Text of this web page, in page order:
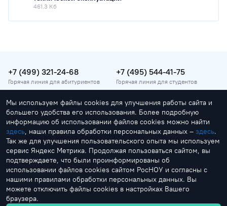
461.3 Кб
+7 (499) 321-24-68
Горячая линия для абитуриентов
+7 (495) 544-41-75
Горячая линия для студентов
vopros@rosnou.ru
Горячая линия для абитуриентов
Москва, улица Радио, 22
Главный корпус
by Creonit
Мы используем файлы cookies для улучшения работы сайта и
большего удобства его использования. Более подробную
информацию об использовании файлов cookies можно найти
здесь, наши правила обработки персональных данных – здесь.
Так же для улучшения пользовательского опыта мы используем
сервис Яндекс Метрика. Продолжая пользоваться сайтом, вы
подтверждаете, что были проинформированы об
использовании файлов cookies сайтом РосНОУ и согласны с
нашими правилами обработки персональных данных. Вы
можете отключить файлы cookies в настройках Вашего
браузера.